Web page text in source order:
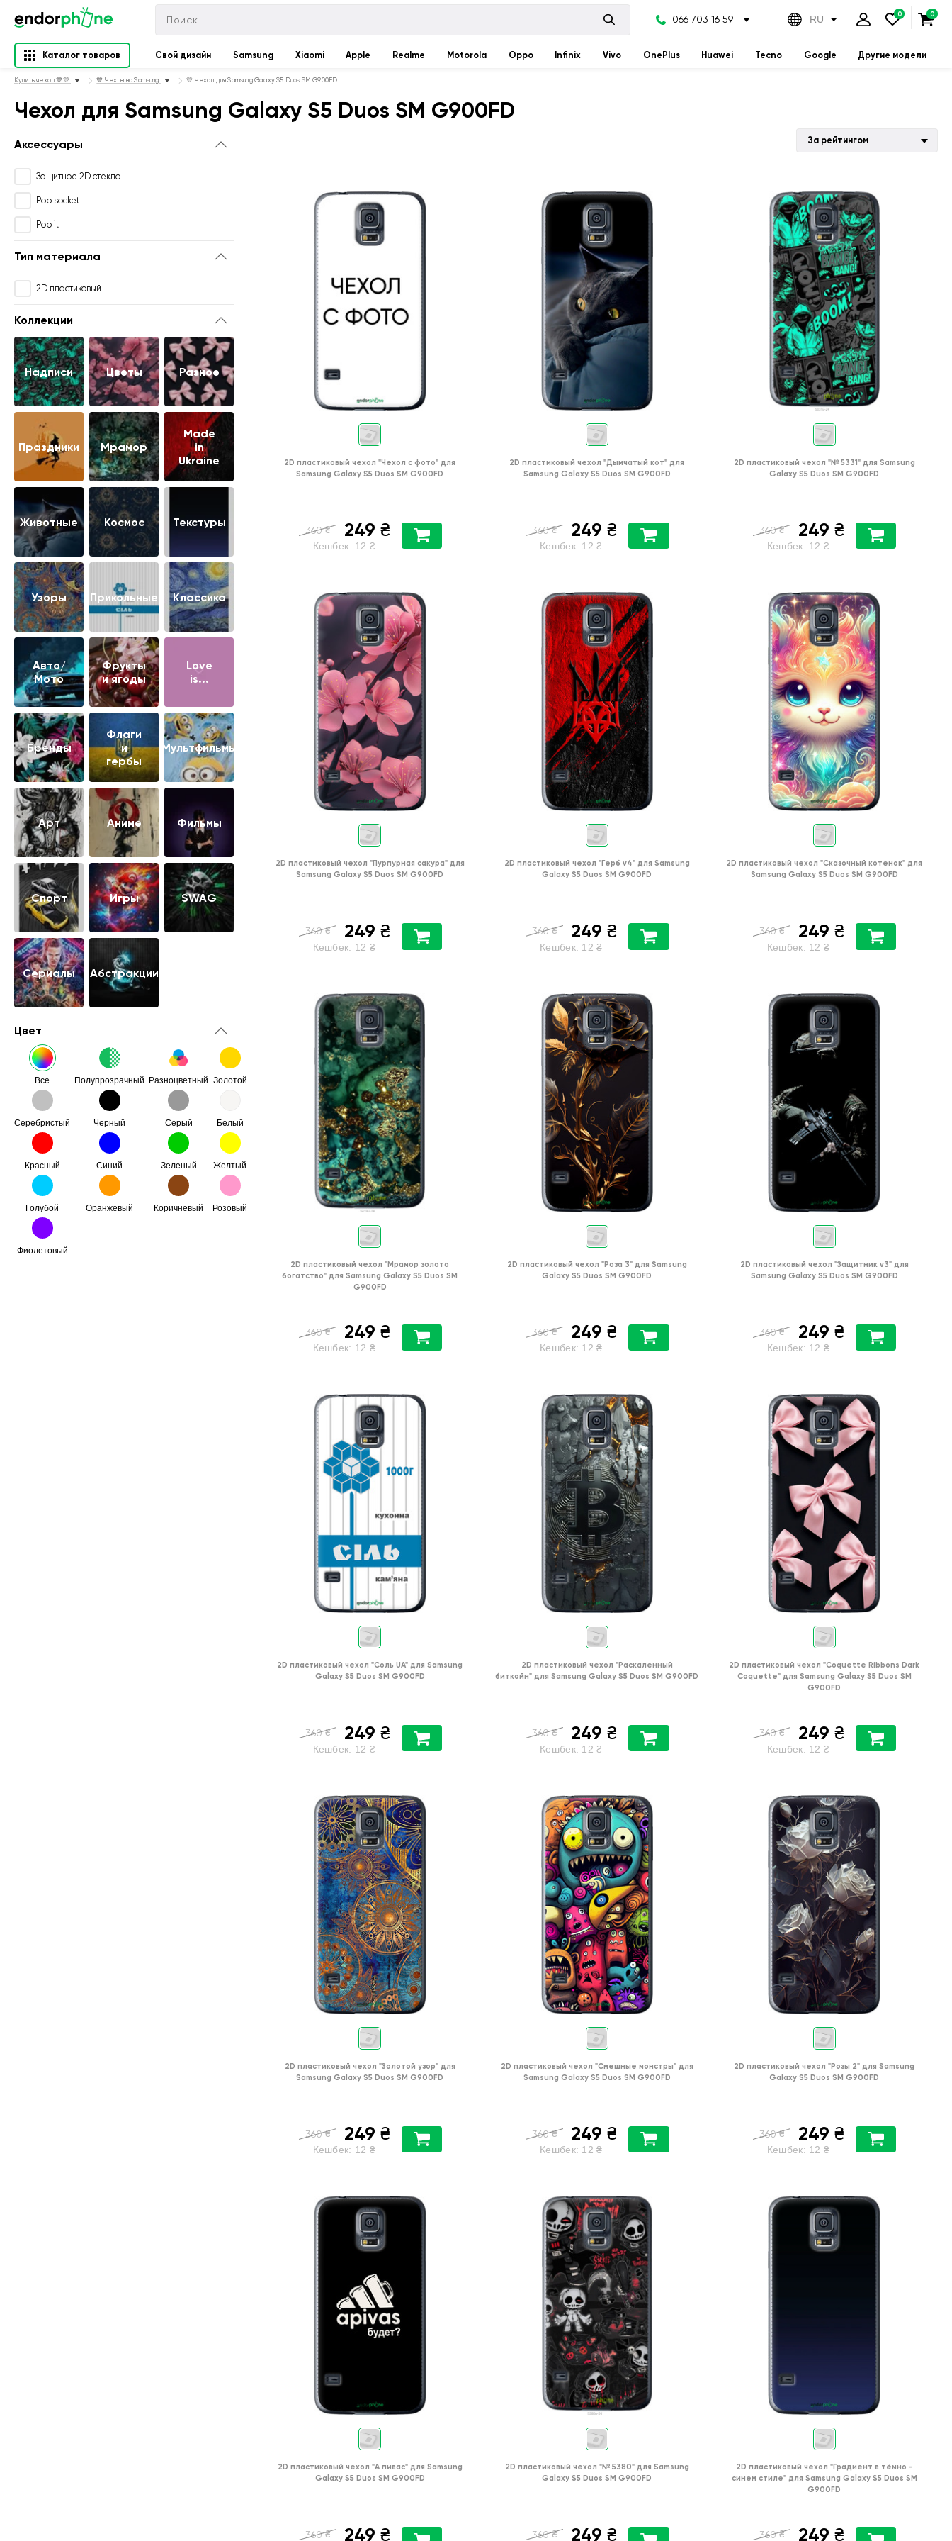
066 703 16 59 RU
Каталог товаров Свой дизайн Samsung Xiaomi Apple Realme Motorola Oppo Infinix Vivo OnePlus Huawei Tecno Google Другие модели
Купить чехол 💙💛 💙 Чехлы на Samsung 💛 Чехол для Samsung Galaxy S5 Duos SM G900FD
Чехол для Samsung Galaxy S5 Duos SM G900FD
Аксессуары
Защитное 2D стекло
Pop socket
Pop it
Тип материала
2D пластиковый
Коллекции
Надписи Цветы Разное
Праздники Мрамор
Made
in
Ukraine
Животные Космос Текстуры
Узоры Прикольные Классика
Авто/
Мото
Фрукты
и ягоды
Love
is...
Бренды
Флаги
и
гербы
Мультфильмы
Арт Аниме Фильмы
Cпорт Игры SWAG
Сериалы Абстракции
Цвет
Все Полупрозрачный Разноцветный Золотой
Серебристый Черный Серый Белый
Красный Синий Зеленый Желтый
Голубой Оранжевый Коричневый Розовый
Фиолетовый
За рейтингом
2D пластиковый чехол "Чехол с фото" для
Samsung Galaxy S5 Duos SM G900FD
360 ₴ 249 ₴
Кешбек: 12 ₴
2D пластиковый чехол "Дымчатый кот" для
Samsung Galaxy S5 Duos SM G900FD
360 ₴ 249 ₴
Кешбек: 12 ₴
2D пластиковый чехол "№ 5331" для Samsung
Galaxy S5 Duos SM G900FD
360 ₴ 249 ₴
Кешбек: 12 ₴
2D пластиковый чехол "Пурпурная сакура" для
Samsung Galaxy S5 Duos SM G900FD
360 ₴ 249 ₴
Кешбек: 12 ₴
2D пластиковый чехол "Герб v4" для Samsung
Galaxy S5 Duos SM G900FD
360 ₴ 249 ₴
Кешбек: 12 ₴
2D пластиковый чехол "Сказочный котенок" для
Samsung Galaxy S5 Duos SM G900FD
360 ₴ 249 ₴
Кешбек: 12 ₴
2D пластиковый чехол "Мрамор золото
богатство" для Samsung Galaxy S5 Duos SM
G900FD
360 ₴ 249 ₴
Кешбек: 12 ₴
2D пластиковый чехол "Роза 3" для Samsung
Galaxy S5 Duos SM G900FD
360 ₴ 249 ₴
Кешбек: 12 ₴
2D пластиковый чехол "Защитник v3" для
Samsung Galaxy S5 Duos SM G900FD
360 ₴ 249 ₴
Кешбек: 12 ₴
2D пластиковый чехол "Соль UA" для Samsung
Galaxy S5 Duos SM G900FD
360 ₴ 249 ₴
Кешбек: 12 ₴
2D пластиковый чехол "Раскаленный
биткойн" для Samsung Galaxy S5 Duos SM G900FD
360 ₴ 249 ₴
Кешбек: 12 ₴
2D пластиковый чехол "Coquette Ribbons Dark
Coquette" для Samsung Galaxy S5 Duos SM
G900FD
360 ₴ 249 ₴
Кешбек: 12 ₴
2D пластиковый чехол "Золотой узор" для
Samsung Galaxy S5 Duos SM G900FD
360 ₴ 249 ₴
Кешбек: 12 ₴
2D пластиковый чехол "Cмешные монстры" для
Samsung Galaxy S5 Duos SM G900FD
360 ₴ 249 ₴
Кешбек: 12 ₴
2D пластиковый чехол "Розы 2" для Samsung
Galaxy S5 Duos SM G900FD
360 ₴ 249 ₴
Кешбек: 12 ₴
2D пластиковый чехол "А пивас" для Samsung
Galaxy S5 Duos SM G900FD
360 ₴ 249 ₴
2D пластиковый чехол "№ 5380" для Samsung
Galaxy S5 Duos SM G900FD
360 ₴ 249 ₴
2D пластиковый чехол "Градиент в тёмно -
синем стиле" для Samsung Galaxy S5 Duos SM
G900FD
360 ₴ 249 ₴